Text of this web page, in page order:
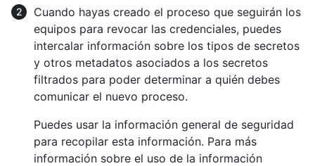
Cuando hayas creado el proceso que seguirán los
equipos para revocar las credenciales, puedes
intercalar información sobre los tipos de secretos
y otros metadatos asociados a los secretos
filtrados para poder determinar a quién debes
comunicar el nuevo proceso.
Puedes usar la información general de seguridad
para recopilar esta información. Para más
información sobre el uso de la información